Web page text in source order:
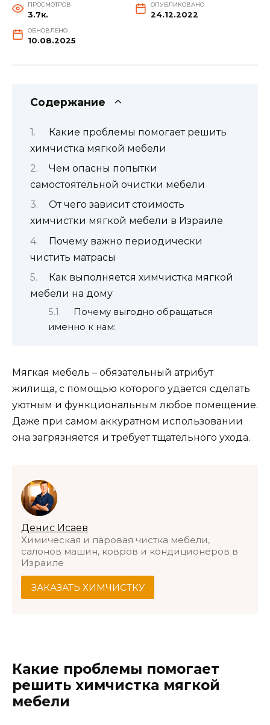
ПРОСМОТРОВ
3.7к.
ОПУБЛИКОВАНО
24.12.2022
ОБНОВЛЕНО
10.08.2025
Содержание
Какие проблемы помогает решить
химчистка мягкой мебели
Чем опасны попытки
самостоятельной очистки мебели
От чего зависит стоимость
химчистки мягкой мебели в Израиле
Почему важно периодически
чистить матрасы
Как выполняется химчистка мягкой
мебели на дому
Почему выгодно обращаться
именно к нам:
Мягкая мебель – обязательный атрибут
жилища, с помощью которого удается сделать
уютным и функциональным любое помещение.
Даже при самом аккуратном использовании
она загрязняется и требует тщательного ухода.
Денис Исаев
Химическая и паровая чистка мебели,
салонов машин, ковров и кондиционеров в
Израиле
ЗАКАЗАТЬ ХИМЧИСТКУ
Какие проблемы помогает
решить химчистка мягкой
мебели